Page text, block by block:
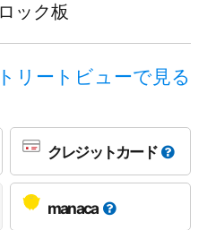
ック板
リートビューで見る
クレジットカード
manaca